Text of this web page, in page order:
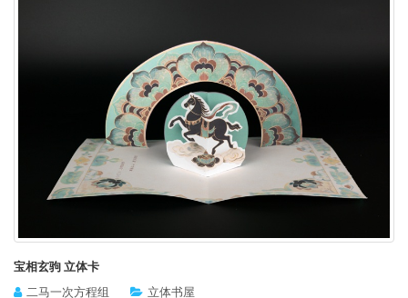
宝相玄驹 立体卡
二马一次方程组
立体书屋